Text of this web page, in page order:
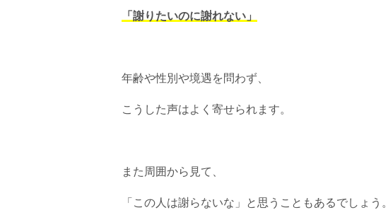
「謝りたいのに謝れない」
年齢や性別や境遇を問わず、
こうした声はよく寄せられます。
また周囲から見て、
「この人は謝らないな」と思うこともあるでしょう。